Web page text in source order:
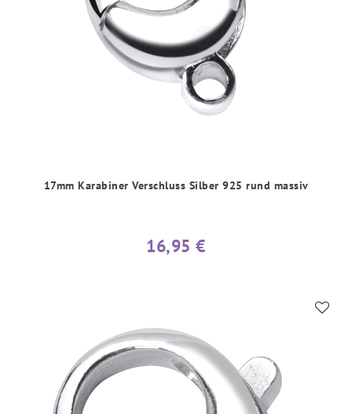
17mm Karabiner Verschluss Silber 925 rund massiv
16,95 €